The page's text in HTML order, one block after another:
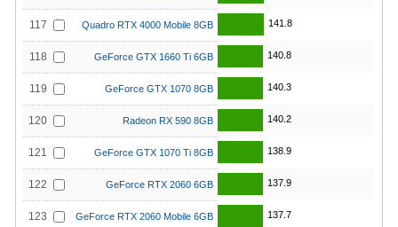
117 Quadro RTX 4000 Mobile 8GB 141.8
118 GeForce GTX 1660 Ti 6GB 140.8
119 GeForce GTX 1070 8GB 140.3
120 Radeon RX 590 8GB 140.2
121 GeForce GTX 1070 Ti 8GB 138.9
122 GeForce RTX 2060 6GB 137.9
123 GeForce RTX 2060 Mobile 6GB 137.7